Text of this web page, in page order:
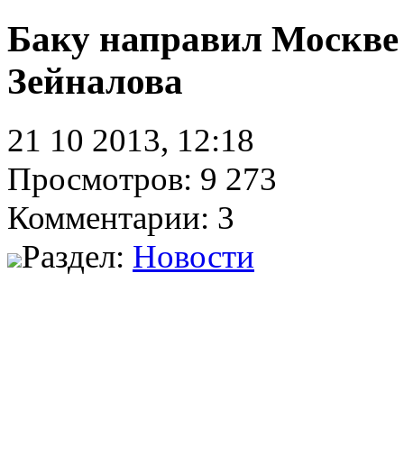
Баку направил Москве
Зейналова
21 10 2013, 12:18
Просмотров: 9 273
Комментарии: 3
Раздел: Новости